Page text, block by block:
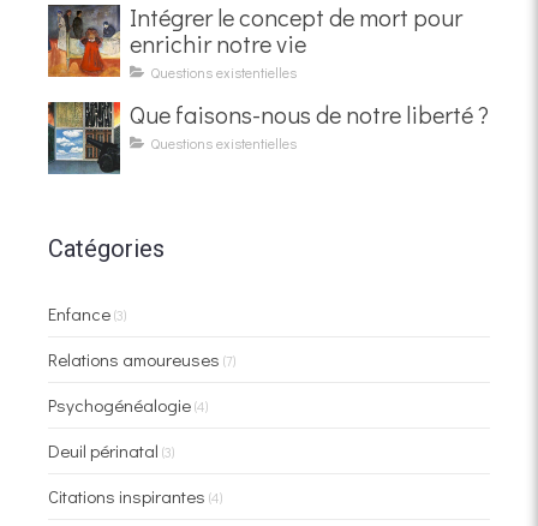
Intégrer le concept de mort pour
enrichir notre vie
Questions existentielles
Que faisons-nous de notre liberté ?
Questions existentielles
Catégories
Enfance(3)
Relations amoureuses (7)
Psychogénéalogie(4)
Deuil périnatal (3)
Citations inspirantes (4)